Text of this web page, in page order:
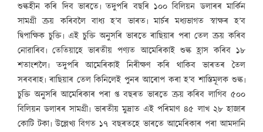
শুল্কহীন কৰি দিব ভাৰতে৷ তদুপৰি বছৰি ১০০ বিলিয়ন ডলাৰৰ মাৰ্কিন
সামগ্ৰী ক্ৰয় কৰিবলৈ বাধ্য হ’ব ভাৰত৷ মাৰ্চৰ মধ্যভাগত স্বাক্ষৰ হ’ব
দ্বিপাক্ষিক চুক্তি৷ এই চুক্তি অনুসৰি ভাৰতে ৰাছিয়াৰ পৰা তেল ক্ৰয় কৰিব
নোৱাৰিব৷ তেতিয়াহে ভাৰতীয় পণ্যত আমেৰিকাই শুল্কহ্ৰাস কৰিব ১৮
শতাংশলৈ৷ তদুপৰি আমেৰিকাই নিৰীক্ষণ কৰি থাকিব ভাৰতৰ তৈল
সৰবৰাহ৷ ৰাছিয়াৰ তেল কিনিলেই পুনৰ আৰোপ কৰা হ’ব শাস্তিমূলক শুল্ক৷
চুক্তি অনুসৰি আমেৰিকাৰ পৰা প্ত বছৰত ভাৰতে ক্ৰয় কৰিব লাগিব ৫০০
বিলিয়ন ডলাৰৰ সামগ্ৰী৷ ভাৰতীয় মুদ্ৰাত এই পৰিমাণ ৪৫ লাখ ২৮ হাজাৰ
কোটি টকা৷ উল্লেখ্য বিগত ১৭ বছৰতহে ভাৰতে আমেৰিকাৰ পৰা আমদানি